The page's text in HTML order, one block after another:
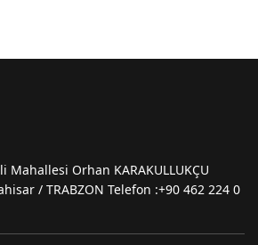
Mahallesi Orhan KARAKULLUKÇU
/ TRABZON Telefon :+90 462 224 0